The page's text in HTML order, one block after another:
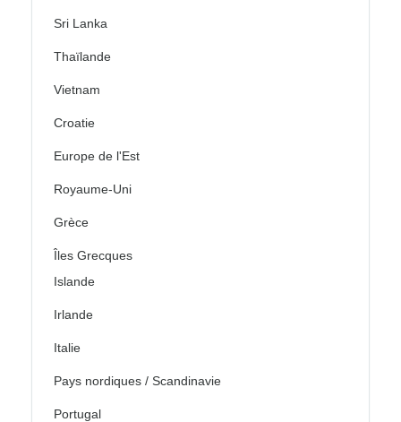
Sri Lanka
Thaïlande
Vietnam
Croatie
Europe de l'Est
Royaume-Uni
Grèce
Îles Grecques
Islande
Irlande
Italie
Pays nordiques / Scandinavie
Portugal